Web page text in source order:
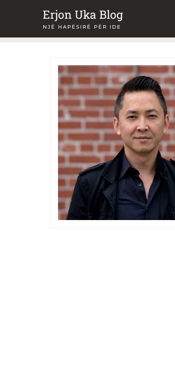
content
Erjon Uka Blog
NJË HAPËSIRË PËR IDE